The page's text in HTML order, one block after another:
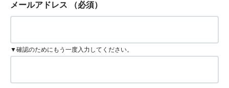
メールアドレス （必須）
▼確認のためにもう一度入力してください。